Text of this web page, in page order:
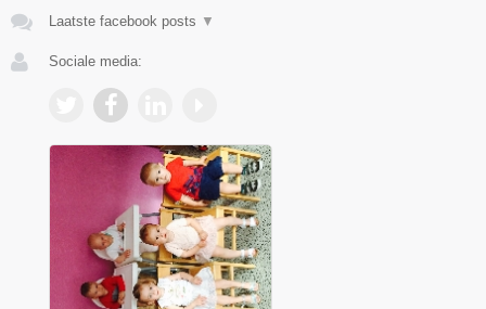
Laatste facebook posts ▼
Sociale media: